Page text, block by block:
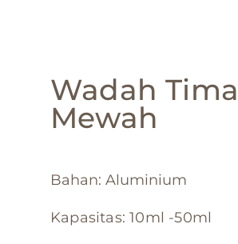
Wadah
Mewah
Bahan: Aluminium
Kapasitas: 10ml -50ml